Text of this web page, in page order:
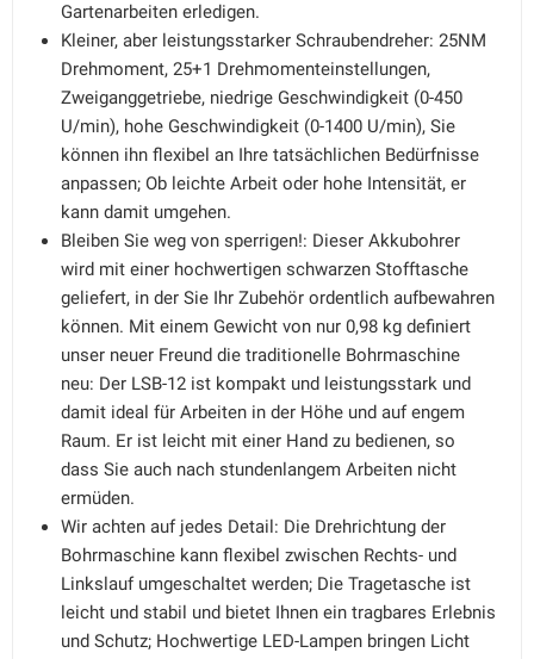
Gartenarbeiten erledigen.
Kleiner, aber leistungsstarker Schraubendreher: 25NM
Drehmoment, 25+1 Drehmomenteinstellungen,
Zweiganggetriebe, niedrige Geschwindigkeit (0-450
U/min), hohe Geschwindigkeit (0-1400 U/min), Sie
können ihn flexibel an Ihre tatsächlichen Bedürfnisse
anpassen; Ob leichte Arbeit oder hohe Intensität, er
kann damit umgehen.
Bleiben Sie weg von sperrigen!: Dieser Akkubohrer
wird mit einer hochwertigen schwarzen Stofftasche
geliefert, in der Sie Ihr Zubehör ordentlich aufbewahren
können. Mit einem Gewicht von nur 0,98 kg definiert
unser neuer Freund die traditionelle Bohrmaschine
neu: Der LSB-12 ist kompakt und leistungsstark und
damit ideal für Arbeiten in der Höhe und auf engem
Raum. Er ist leicht mit einer Hand zu bedienen, so
dass Sie auch nach stundenlangem Arbeiten nicht
ermüden.
Wir achten auf jedes Detail: Die Drehrichtung der
Bohrmaschine kann flexibel zwischen Rechts- und
Linkslauf umgeschaltet werden; Die Tragetasche ist
leicht und stabil und bietet Ihnen ein tragbares Erlebnis
und Schutz; Hochwertige LED-Lampen bringen Licht